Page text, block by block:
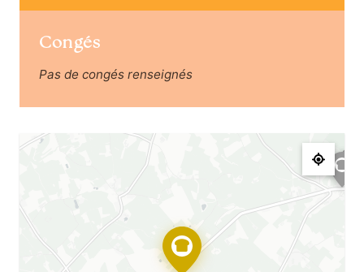
Congés
Pas de congés renseignés